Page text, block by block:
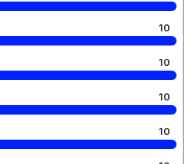
10
10
10
10